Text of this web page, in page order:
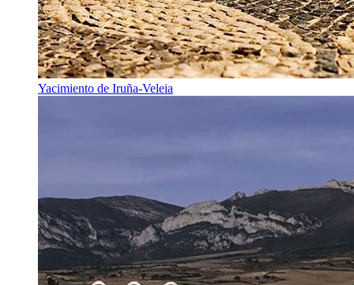
Yacimiento de Iruña-Veleia